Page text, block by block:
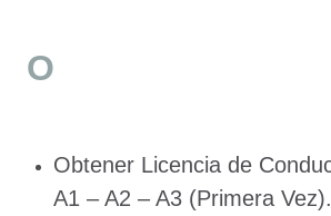
O
Obtener Licencia de
A1 – A2 – A3 (Primera Vez).